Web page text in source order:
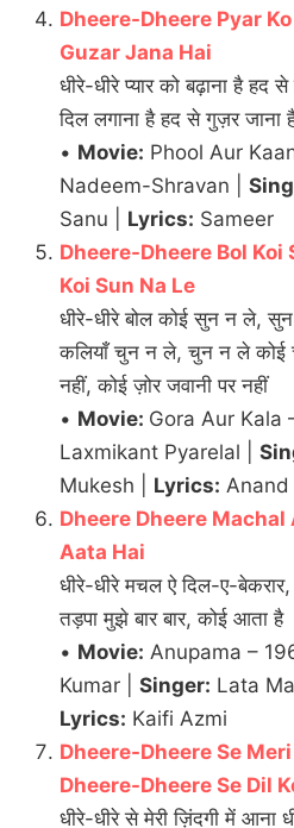
Dheere-Dheere Pyar
Guzar Jana Hai
धीरे-धीरे प्यार को बढ़ाना है
दिल लगाना है हद से गुज़र जाना
• Movie: Phool Aur
Nadeem-Shravan |
Sanu | Lyrics: Sameer
Dheere-Dheere Bol Koi
Koi Sun Na Le
धीरे-धीरे बोल कोई सुन न ले,
कलियाँ चुन न ले, चुन न ले कोई
नहीं, कोई ज़ोर जवानी पर नहीं
• Movie: Gora Aur Kala
Laxmikant Pyarelal |
Mukesh | Lyrics: Anand
Dheere Dheere
Aata Hai
धीरे-धीरे मचल ऐ दिल-ए-
तड़पा मुझे बार बार, कोई आता है
• Movie: Anupama –
Kumar | Singer: Lata
Lyrics: Kaifi Azmi
Dheere-Dheere Se
Dheere-Dheere Se Dil
धीरे-धीरे से मेरी ज़िंदगी में आना